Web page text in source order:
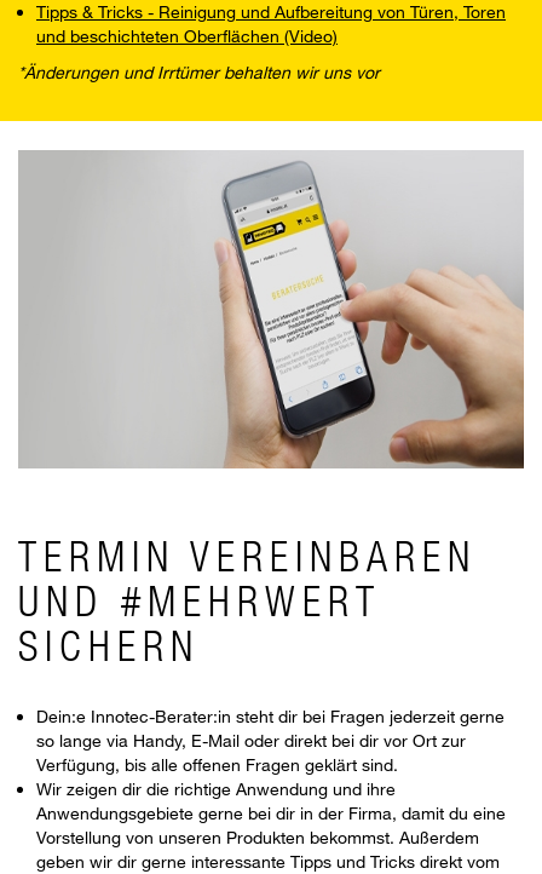
Tipps & Tricks - Reinigung und Aufbereitung von Türen, Toren
und beschichteten Oberflächen (Video)
*Änderungen und Irrtümer behalten wir uns vor
TERMIN VEREINBAREN
UND #MEHRWERT
SICHERN
Dein:e Innotec-Berater:in steht dir bei Fragen jederzeit gerne
so lange via Handy, E-Mail oder direkt bei dir vor Ort zur
Verfügung, bis alle offenen Fragen geklärt sind.
Wir zeigen dir die richtige Anwendung und ihre
Anwendungsgebiete gerne bei dir in der Firma, damit du eine
Vorstellung von unseren Produkten bekommst. Außerdem
geben wir dir gerne interessante Tipps und Tricks direkt vom